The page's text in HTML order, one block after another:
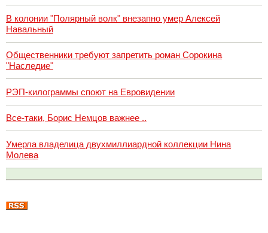
В колонии "Полярный волк" внезапно умер Алексей
Навальный
Общественники требуют запретить роман Сорокина
"Наследие"
РЭП-килограммы споют на Евровидении
Все-таки, Борис Немцов важнее ..
Умерла владелица двухмиллиардной коллекции Нина
Молева